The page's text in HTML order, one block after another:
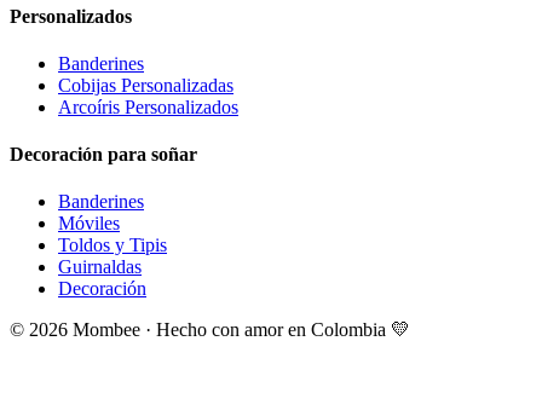
Personalizados
Banderines
Cobijas Personalizadas
Arcoíris Personalizados
Decoración para soñar
Banderines
Móviles
Toldos y Tipis
Guirnaldas
Decoración
© 2026 Mombee · Hecho con amor en Colombia 💛